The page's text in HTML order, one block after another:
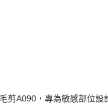
剪A090，專為敏感部位設